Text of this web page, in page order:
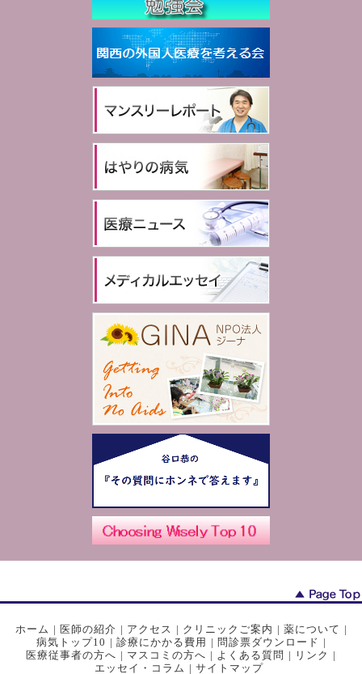
ホーム | 医師の紹介 | アクセス | クリニックご案内 | 薬について |
病気トップ10 | 診療にかかる費用 | 問診票ダウンロード |
医療従事者の方へ | マスコミの方へ | よくある質問 | リンク |
エッセイ・コラム | サイトマップ